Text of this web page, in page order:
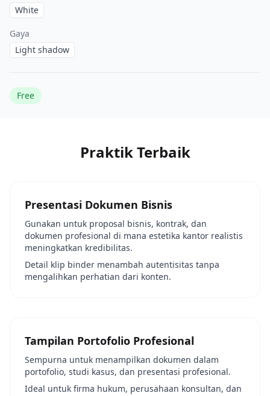
White
Gaya
Light shadow
Free
Praktik Terbaik
Presentasi Dokumen Bisnis
Gunakan untuk proposal bisnis, kontrak, dan
dokumen profesional di mana estetika kantor realistis
meningkatkan kredibilitas.
Detail klip binder menambah autentisitas tanpa
mengalihkan perhatian dari konten.
Tampilan Portofolio Profesional
Sempurna untuk menampilkan dokumen dalam
portofolio, studi kasus, dan presentasi profesional.
Ideal untuk firma hukum, perusahaan konsultan, dan